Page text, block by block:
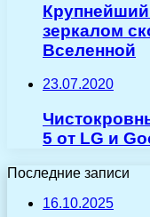
зеркалом
Вселенной
23.07.2020
5 от LG и
Последние записи
16.10.2025